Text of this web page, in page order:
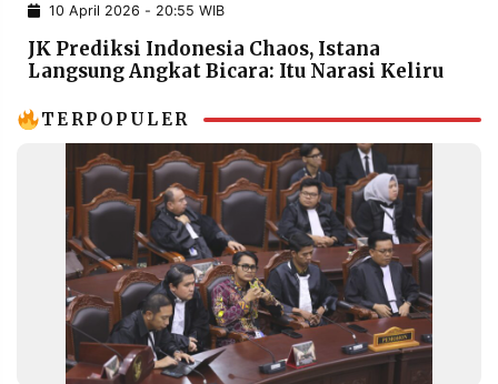
PENGADUAN TERM
OF
SERVICE
IKUTI
10 April 2026 - 20:55 WIB
JK Prediksi Indonesia Chaos, Istana
Langsung Angkat Bicara: Itu Narasi Keliru
TERPOPULER